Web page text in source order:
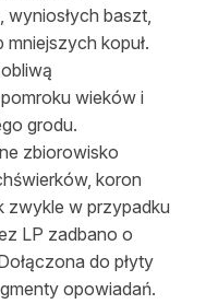
baszt,
kopuł.
wieków i
grodu.
zbiorowisko
koron
zwykle w przypadku
LP zadbano o
do płyty
opowiadań.